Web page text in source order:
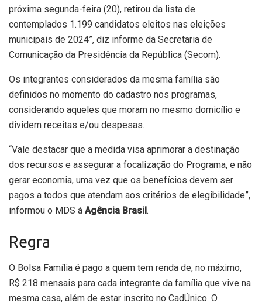
próxima segunda-feira (20), retirou da lista de
contemplados 1.199 candidatos eleitos nas eleições
municipais de 2024”, diz informe da Secretaria de
Comunicação da Presidência da República (Secom).
Os integrantes considerados da mesma família são
definidos no momento do cadastro nos programas,
considerando aqueles que moram no mesmo domicílio e
dividem receitas e/ou despesas.
“Vale destacar que a medida visa aprimorar a destinação
dos recursos e assegurar a focalização do Programa, e não
gerar economia, uma vez que os benefícios devem ser
pagos a todos que atendam aos critérios de elegibilidade”,
informou o MDS à Agência Brasil.
Regra
O Bolsa Família é pago a quem tem renda de, no máximo,
R$ 218 mensais para cada integrante da família que vive na
mesma casa, além de estar inscrito no CadÚnico. O